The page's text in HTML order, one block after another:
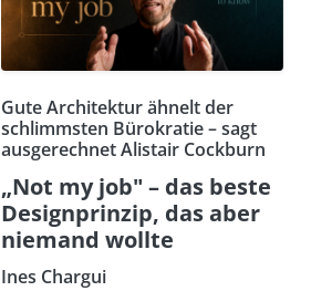
Gute Architektur ähnelt der
schlimmsten Bürokratie – sagt
ausgerechnet Alistair Cockburn
„Not my job" – das beste
Designprinzip, das aber
niemand wollte
Ines Chargui